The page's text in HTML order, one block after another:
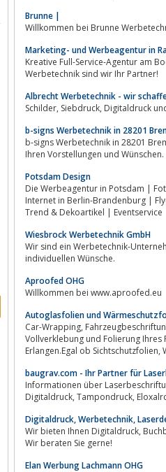
Brunne |
Willkommen bei Brunne
Marketing- und Werbeagentur in
Kreative Full-Service-Agentur am Bodensee. Singen, Konstanz, Radolfzell,
Werbetechnik sind wir Ihr Partner!
Albrecht Werbetechnik - wir
Schilder,
b-signs Werbetechnik in 28201
b-signs Werbetechnik in 28201
Ihren Vorstellungen und Wünschen.
Potsdam Design
Die Werbeagentur in Potsdam |
Internet in Berlin-Brandenburg | Flyer, Plakate, Logos, Visitenkarten | Druck & Gestaltung | Malerarbeiten |
Trend & Dekoartikel | Eventservice
Wiesbrock Werbetechnik GmbH
Wir sind ein Werbetechnik-
individuellen Wünsche.
Aproofed OHG
Willkommen bei www.aproofed.eu
Autoglasfolien und
Car-Wrapping, Fahrzeugbeschriftung, Sonnenschutzfolien und coole Wärmeschutzfolien sowie Rundumservice zur
Vollverklebung und Folierung Ihres
baugrav.com - Ihr Partner für
Informationen über Laserbeschriftung, Gravuren, 5 Achsen Lasergravur, automatisiertes Beschriften und
Digitaldruck, Werbetechnik,
Wir bieten Ihnen Digitaldruck, Buchbinden und Werbetechnik zum fairen Preis. Bestellen Sie online oder rufen Sie einfach an.
Wir beraten Sie gerne!
Elan Werbung Lachmann OHG